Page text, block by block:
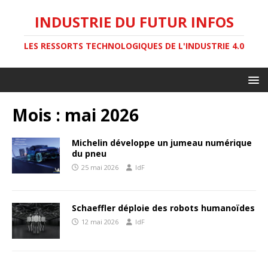
INDUSTRIE DU FUTUR INFOS
LES RESSORTS TECHNOLOGIQUES DE L'INDUSTRIE 4.0
Mois : mai 2026
Michelin développe un jumeau numérique
du pneu
25 mai 2026 IdF
Schaeffler déploie des robots humanoïdes
12 mai 2026 IdF